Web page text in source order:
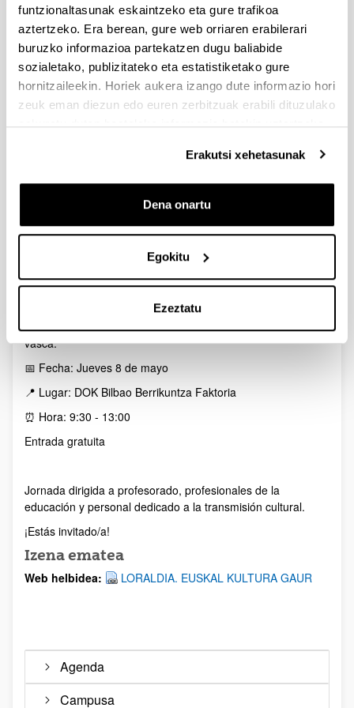
funtzionaltasunak eskaintzeko eta gure trafikoa
aztertzeko. Era berean, gure web orriaren erabilerari
buruzko informazioa partekatzen dugu baliabide
sozialetako, publizitateko eta estatistiketako gure
hornitzaileekin. Horiek aukera izango dute informazio hori
zeuk eman diezun edo euren zerbitzuak erabili dituzulako
eskuratu duten bestelako informazio batekin uztartzeko.
Erakutsi xehetasunak
Dena onartu
Egokitu
Ezeztatu
La cultura vasca ávida de cantera: en compañía de
educadores/as y profesorado
Loraldia Eskola ha confeccionado el programa para el
encuentro dedicado al debate sobre la transmisión cultural
vasca.
📅 Fecha: Jueves 8 de mayo
📍 Lugar: DOK Bilbao Berrikuntza Faktoria
⏰ Hora: 9:30 - 13:00
Entrada gratuita
Jornada dirigida a profesorado, profesionales de la
educación y personal dedicado a la transmisión cultural.
¡Estás invitado/a!
Izena ematea
Web helbidea: LORALDIA. EUSKAL KULTURA GAUR
Agenda
Campusa